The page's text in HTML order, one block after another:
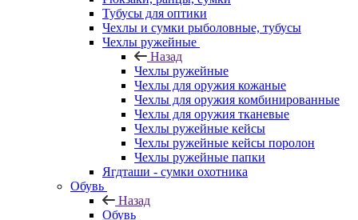
Тубусы для оптики
Чехлы и сумки рыболовные, тубусы
Чехлы ружейные
Назад
Чехлы ружейные
Чехлы для оружия кожаные
Чехлы для оружия комбинированные
Чехлы для оружия тканевые
Чехлы ружейные кейсы
Чехлы ружейные кейсы поролон
Чехлы ружейные папки
Ягдташи - сумки охотника
Обувь
Назад
Обувь